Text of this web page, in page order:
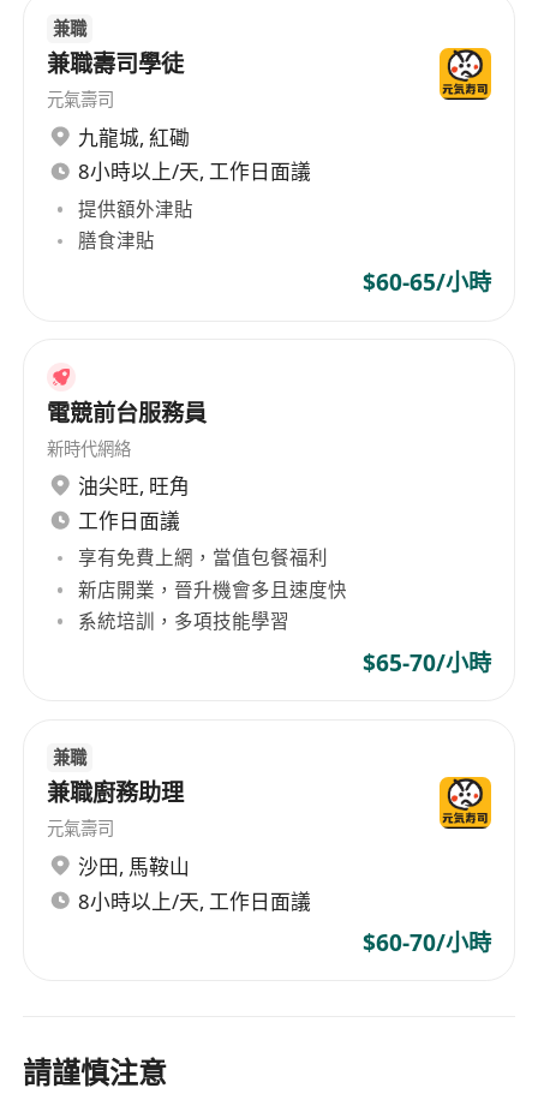
兼職
兼職壽司學徒
元氣壽司
九龍城, 紅磡
8小時以上/天, 工作日面議
提供額外津貼
膳食津貼
$60-65/小時
電競前台服務員
新時代網絡
油尖旺, 旺角
工作日面議
享有免費上網，當值包餐福利
新店開業，晉升機會多且速度快
系統培訓，多項技能學習
$65-70/小時
兼職
兼職廚務助理
元氣壽司
沙田, 馬鞍山
8小時以上/天, 工作日面議
$60-70/小時
請謹慎注意